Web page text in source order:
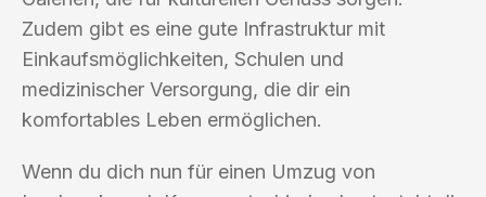
Zudem gibt es eine gute Infrastruktur mit
Einkaufsmöglichkeiten, Schulen und
medizinischer Versorgung, die dir ein
komfortables Leben ermöglichen.
Wenn du dich nun für einen Umzug von